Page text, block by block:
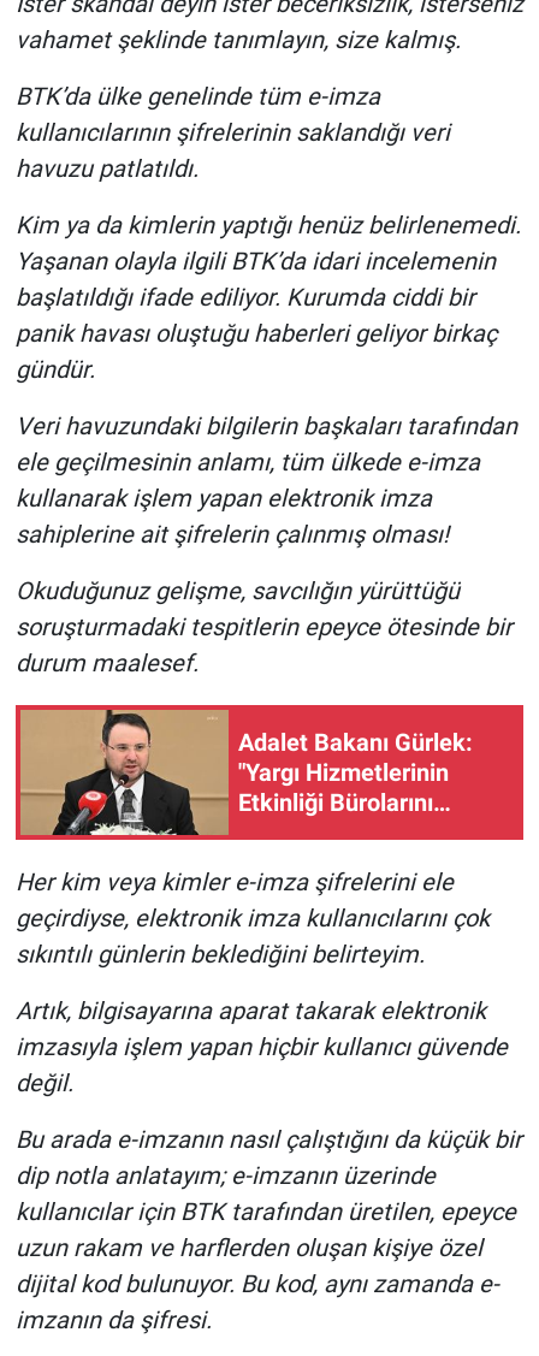
vahamet şeklinde tanımlayın, size kalmış.
BTK’da ülke genelinde tüm e-imza
kullanıcılarının şifrelerinin saklandığı veri
havuzu patlatıldı.
Kim ya da kimlerin yaptığı henüz belirlenemedi.
Yaşanan olayla ilgili BTK’da idari incelemenin
başlatıldığı ifade ediliyor. Kurumda ciddi bir
panik havası oluştuğu haberleri geliyor birkaç
gündür.
Veri havuzundaki bilgilerin başkaları tarafından
ele geçilmesinin anlamı, tüm ülkede e-imza
kullanarak işlem yapan elektronik imza
sahiplerine ait şifrelerin çalınmış olması!
Okuduğunuz gelişme, savcılığın yürüttüğü
soruşturmadaki tespitlerin epeyce ötesinde bir
durum maalesef.
Adalet Bakanı Gürlek:
"Yargı Hizmetlerinin
Etkinliği Bürolarını
Her kim veya kimler e-imza şifrelerini ele
geçirdiyse, elektronik imza kullanıcılarını çok
sıkıntılı günlerin beklediğini belirteyim.
Artık, bilgisayarına aparat takarak elektronik
imzasıyla işlem yapan hiçbir kullanıcı güvende
değil.
Bu arada e-imzanın nasıl çalıştığını da küçük bir
dip notla anlatayım; e-imzanın üzerinde
kullanıcılar için BTK tarafından üretilen, epeyce
uzun rakam ve harflerden oluşan kişiye özel
dijital kod bulunuyor. Bu kod, aynı zamanda e-
imzanın da şifresi.
Teknoloji
Türkiye'nin Geleceği
Türkiye'nin Gündemi
Yerel Gündem
Yerel Yaşam
Canlı Yayın